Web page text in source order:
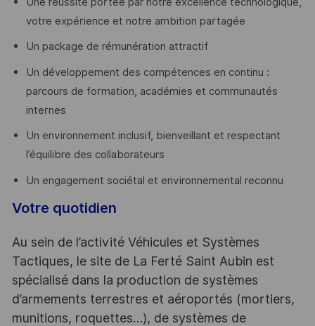
votre expérience et notre ambition partagée
Un package de rémunération attractif
Un développement des compétences en continu :
parcours de formation, académies et communautés
internes
Un environnement inclusif, bienveillant et respectant
l’équilibre des collaborateurs
Un engagement sociétal et environnemental reconnu
Votre quotidien
Au sein de l’activité Véhicules et Systèmes
Tactiques, le site de La Ferté Saint Aubin est
spécialisé dans la production de systèmes
d’armements terrestres et aéroportés (mortiers,
munitions, roquettes…), de systèmes de